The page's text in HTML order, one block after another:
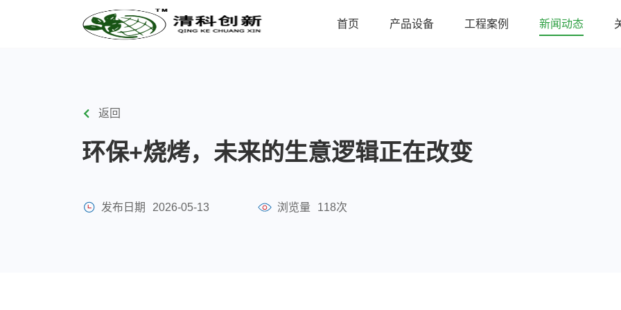
首页 产品设备 工程案例 新闻动态
返回
环保+烧烤，未来的生意逻辑正在改变
发布日期 2026-05-13 浏览量 118次